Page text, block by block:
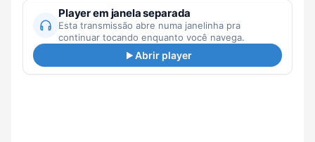
Player em janela separada
Esta transmissão abre numa janelinha pra
continuar tocando enquanto você navega.
Abrir player